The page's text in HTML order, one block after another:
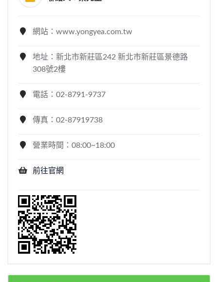
網站：www.yongyea.com.tw
地址：新北市新莊區242 新北市新莊區景德路
308號2樓
電話：02-8791-9737
傳真：02-87919738
營業時間：08:00~18:00
前往官網